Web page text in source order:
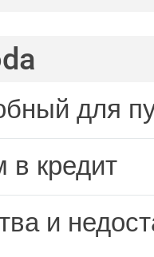
для
в кредит
и